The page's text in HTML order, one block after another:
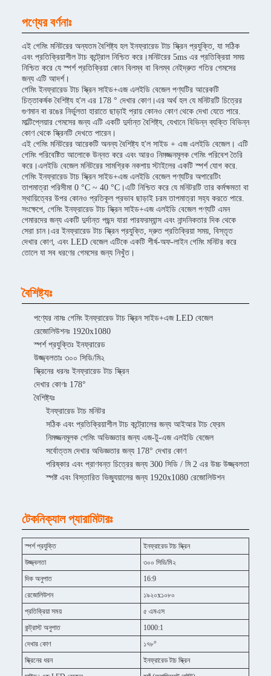
পণ্যের বর্ণনাঃ
এই গেমিং মনিটরের অন্যতম বৈশিষ্ট্য হল ইনফ্রারেড টাচ স্ক্রিন প্রযুক্তি, যা সঠিক
এবং প্রতিক্রিয়াশীল টাচ কন্ট্রোল নিশ্চিত করে।মনিটরের 5ms এর প্রতিক্রিয়া সময়
নিশ্চিত করে যে স্পর্শ প্রতিক্রিয়া কোন বিলম্ব বা বিলম্ব নেইদ্রুত গতির গেমসের
জন্য এটি আদর্শ।
গেমিং ইনফ্রারেড টাচ স্ক্রিন সাইড+এজ এলইডি বেজেল পণ্যটির আরেকটি
চিত্তাকর্ষক বৈশিষ্ট্য হ'ল এর 178 ° দেখার কোণ।এর অর্থ হল যে মনিটরটি চিত্রের
গুণমান বা রঙের নির্ভুলতা হারাতে ছাড়াই প্রায় কোনও কোণ থেকে দেখা যেতে পারে.
মাল্টিপ্লেয়ার গেমসের জন্য এটি একটি দুর্দান্ত বৈশিষ্ট্য, যেখানে বিভিন্ন ব্যক্তি বিভিন্ন
কোণ থেকে স্ক্রিনটি দেখতে পারেন।
এই গেমিং মনিটরের আরেকটি অনন্য বৈশিষ্ট্য হ'ল সাইড + এজ এলইডি বেজেল। এটি
গেমিং পরিবেষ্টিত আলোকে উন্নত করে এবং আরও নিমজ্জনমূলক গেমিং পরিবেশ তৈরি
করে।এলইডি বেজেল মনিটরের সামগ্রিক নকশায় স্টাইলের একটি স্পর্শ যোগ করে.
গেমিং ইনফ্রারেড টাচ স্ক্রিন সাইড+এজ এলইডি বেজেল পণ্যটির অপারেটিং
তাপমাত্রা পরিসীমা 0 °C ~ 40 °C।এটি নিশ্চিত করে যে মনিটরটি তার কর্মক্ষমতা বা
স্থায়িত্বের উপর কোনও প্রতিকূল প্রভাব ছাড়াই চরম তাপমাত্রা সহ্য করতে পারে.
সংক্ষেপে, গেমিং ইনফ্রারেড টাচ স্ক্রিন সাইড+এজ এলইডি বেজেল পণ্যটি এমন
গেমারদের জন্য একটি দুর্দান্ত পছন্দ যারা পারফরম্যান্স এবং নান্দনিকতার দিক থেকে
সেরা চান।এর ইনফ্রারেড টাচ স্ক্রিন প্রযুক্তি, দ্রুত প্রতিক্রিয়া সময়, বিস্তৃত
দেখার কোণ, এবং LED বেজেল এটিকে একটি শীর্ষ-অফ-লাইন গেমিং মনিটর করে
তোলে যা সব ধরণের গেমসের জন্য নিখুঁত।
বৈশিষ্ট্যঃ
পণ্যের নামঃ গেমিং ইনফ্রারেড টাচ স্ক্রিন সাইড+এজ LED বেজেল
রেজোলিউশনঃ 1920x1080
স্পর্শ প্রযুক্তিঃ ইনফ্রারেড
উজ্জ্বলতাঃ ৩০০ সিডি/মি২
স্ক্রিনের ধরনঃ ইনফ্রারেড টাচ স্ক্রিন
দেখার কোণঃ 178°
বৈশিষ্ট্যঃ
ইনফ্রারেড টাচ মনিটর
সঠিক এবং প্রতিক্রিয়াশীল টাচ কন্ট্রোলের জন্য আইআর টাচ ফ্রেম
নিমজ্জনমূলক গেমিং অভিজ্ঞতার জন্য এজ-টু-এজ এলইডি বেজেল
সর্বোত্তম দেখার অভিজ্ঞতার জন্য 178° দেখার কোণ
পরিষ্কার এবং প্রাণবন্ত চিত্রের জন্য 300 সিডি / মি 2 এর উচ্চ উজ্জ্বলতা
স্পষ্ট এবং বিস্তারিত ভিজ্যুয়ালের জন্য 1920x1080 রেজোলিউশন
টেকনিক্যাল প্যারামিটারঃ
স্পর্শ প্রযুক্তি
ইনফ্রারেড টাচ স্ক্রিন
উজ্জ্বলতা
৩০০ সিডি/মি২
দিক অনুপাত
16:9
রেজোলিউশন
১৯২০x১০৮০
প্রতিক্রিয়া সময়
৫ এমএস
কন্ট্রাস্ট অনুপাত
1000:1
দেখার কোণ
১৭৮°
স্ক্রিনের ধরন
ইনফ্রারেড টাচ স্ক্রিন